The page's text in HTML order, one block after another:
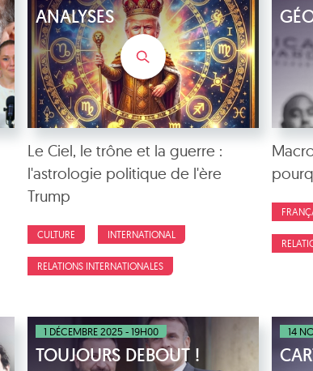
ANALYSES
Le Ciel, le trône et la guerre :
l'astrologie politique de l'ère
Trump
CULTURE INTERNATIONAL
RELATIONS INTERNATIONALES
1 DÉCEMBRE 2025 - 19H00
TOUJOURS DEBOUT !
14